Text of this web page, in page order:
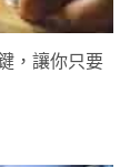
，讓你只要